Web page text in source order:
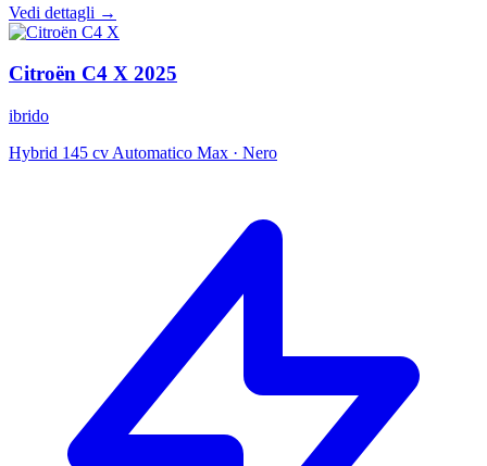
Vedi dettagli →
Citroën C4 X 2025
ibrido
Hybrid 145 cv Automatico Max · Nero